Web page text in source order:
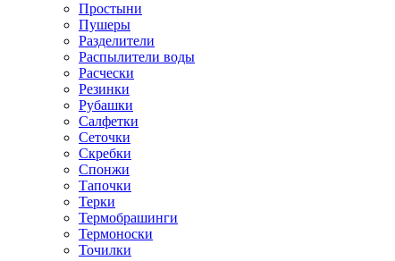
Простыни
Пушеры
Разделители
Распылители воды
Расчески
Резинки
Рубашки
Салфетки
Сеточки
Скребки
Спонжи
Тапочки
Терки
Термобрашинги
Термоноски
Точилки